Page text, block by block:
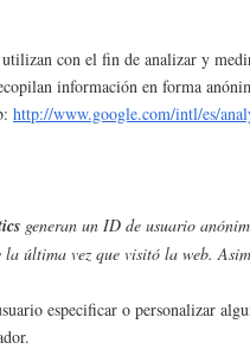
utilizan con el fin de analizar y
información en forma
http://www.google.com/intl/es/
generan un ID de usuario
última vez que visitó la web.
especificar o personalizar